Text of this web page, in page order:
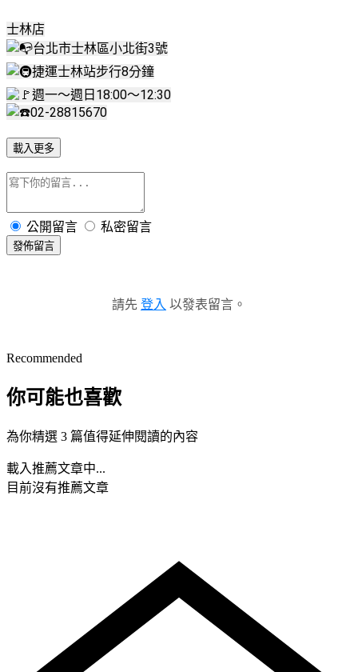
士林店
台北市士林區小北街3號
捷運士林站步行8分鐘
週一～週日18:00～12:30
02-28815670
載入更多
公開留言 私密留言
發佈留言
請先 登入 以發表留言。
Recommended
你可能也喜歡
為你精選 3 篇值得延伸閱讀的內容
載入推薦文章中...
目前沒有推薦文章